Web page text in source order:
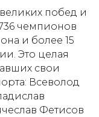
побед и
чемпионов
и более 15
Это целая
свои
Всеволод
Фетисов